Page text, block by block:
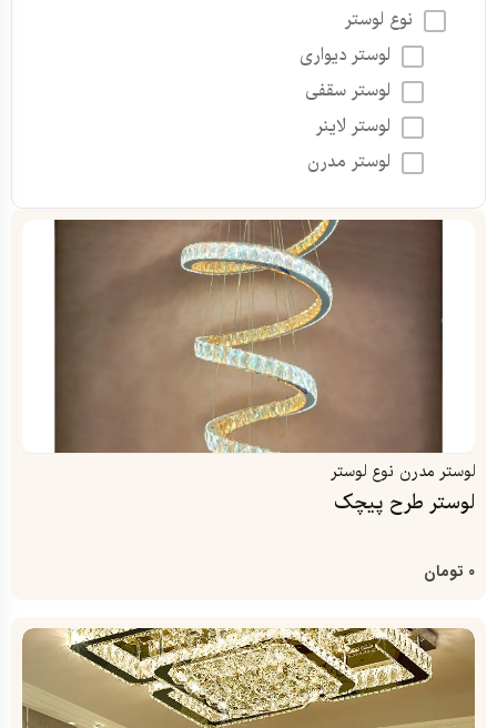
نوع لوستر
لوستر دیواری
لوستر سقفی
لوستر لاینر
لوستر مدرن
لوستر مدرن نوع لوستر
لوستر طرح پیچک
0 تومان